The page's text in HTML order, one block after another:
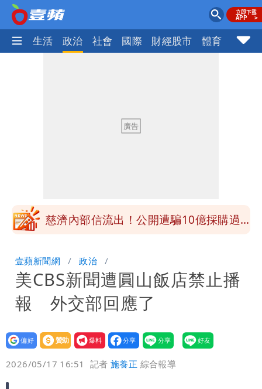
尚 生活 政治 社會 國際 財經股市 體育 壹蘋
署：本島陸警機率低
影片｜颱風接近硬闖海邊觀浪「4口
我最重要的一課」
慈濟內部信流出！公開遭騙10億採購過
恐下500毫米
白海豚接近「北台灣大雨特報」 氣象
署：本島陸警機率低
影片｜颱風接近硬闖海邊觀浪「4口
家-1」 9歲兒捲入海裡消失了
壹蘋新聞網 政治
美CBS新聞遭圓山飯店禁止播
報 外交部回應了
設為
贊助
我要
爆料
2026/05/17 16:51 記者施養正 綜合報導